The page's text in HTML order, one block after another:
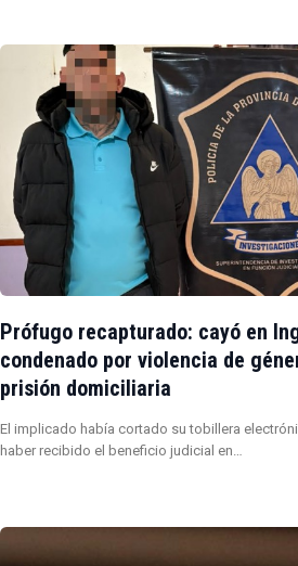
Prófugo recapturado: cayó en
condenado por violencia de
prisión domiciliaria
El implicado había cortado su tobillera
haber recibido el beneficio judicial en…